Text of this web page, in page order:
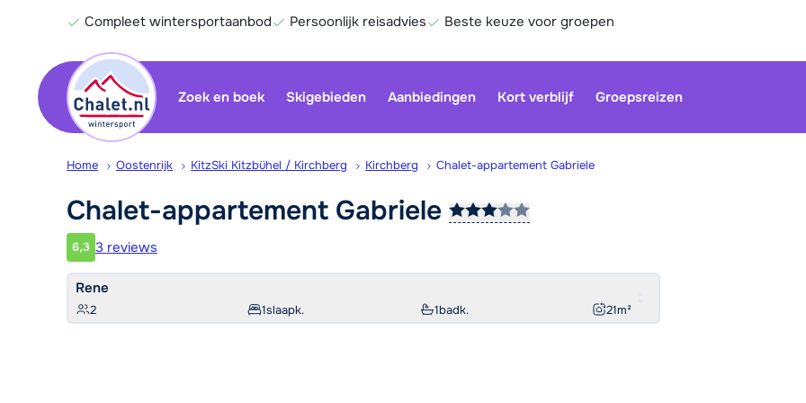
Compleet wintersportaanbod Persoonlijk reisadvies Beste keuze voor groepen
Zoek en boek Skigebieden Aanbiedingen Kort verblijf Groepsreizen
Home Oostenrijk KitzSki Kitzbühel / Kirchberg Kirchberg Chalet-appartement Gabriele
Chalet-appartement Gabriele
Klantwaardering
6,3 3 reviews
Rene
2 1slaapk. 1badk. 21m²